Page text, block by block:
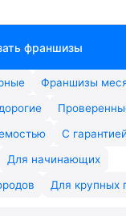
франшизы
Франшизы
С гарантией
Для начинающих
Для крупных